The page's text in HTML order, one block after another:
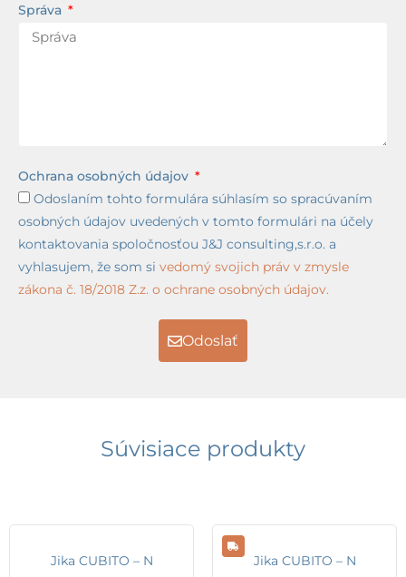
Správa
Ochrana osobných údajov
Odoslaním tohto formulára súhlasím so spracúvaním
osobných údajov uvedených v tomto formulári na účely
kontaktovania spoločnosťou J&J consulting,s.r.o. a
vyhlasujem, že som si vedomý svojich práv v zmysle
zákona č. 18/2018 Z.z. o ochrane osobných údajov.
Odoslať
Súvisiace produkty
Jika CUBITO – N Jika CUBITO – N